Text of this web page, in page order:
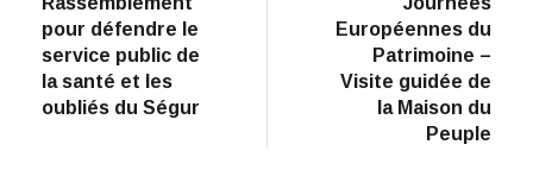
o
o
k
dI
n
Li
n
l’article
pour défendre le
service public de
la santé et les
oubliés du Ségur
:
Européennes du
Patrimoine –
Visite guidée de
la Maison du
Peuple